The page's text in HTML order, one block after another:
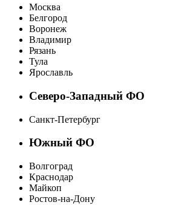
Москва
Белгород
Воронеж
Владимир
Рязань
Тула
Ярославль
Северо-Западный ФО
Санкт-Петербург
Южный ФО
Волгоград
Краснодар
Майкоп
Ростов-на-Дону